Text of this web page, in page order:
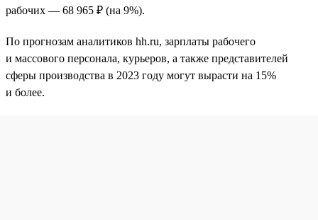
рабочих — 68 965 ₽ (на 9%).
По прогнозам аналитиков hh.ru, зарплаты рабочего
и массового персонала, курьеров, а также представителей
сферы производства в 2023 году могут вырасти на 15%
и более.